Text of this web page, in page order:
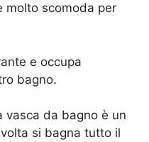
molto scomoda per
e occupa
bagno.
vasca da bagno è un
si bagna tutto il